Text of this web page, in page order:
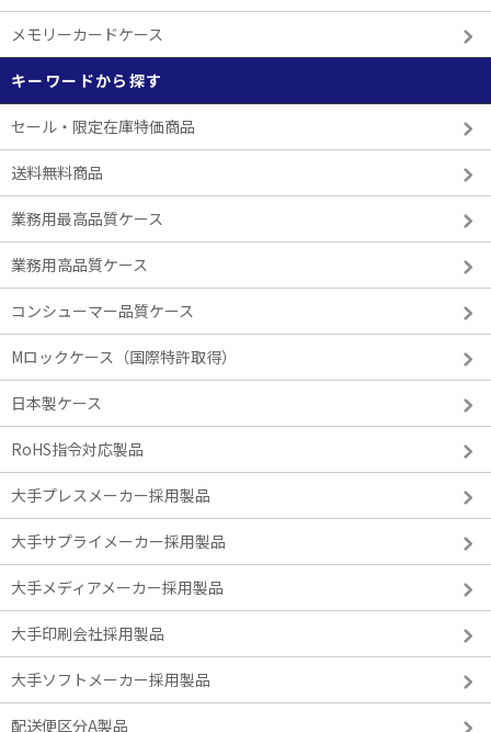
メモリーカードケース
キーワードから探す
セール・限定在庫特価商品
送料無料商品
業務用最高品質ケース
業務用高品質ケース
コンシューマー品質ケース
Mロックケース（国際特許取得）
日本製ケース
RoHS指令対応製品
大手プレスメーカー採用製品
大手サプライメーカー採用製品
大手メディアメーカー採用製品
大手印刷会社採用製品
大手ソフトメーカー採用製品
配送便区分A製品